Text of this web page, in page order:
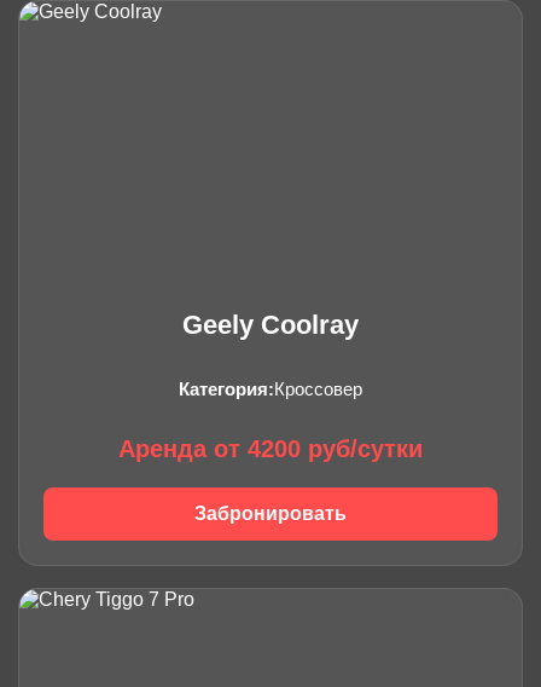
Geely Coolray
Категория:Кроссовер
Аренда от 4200 руб/сутки
Забронировать